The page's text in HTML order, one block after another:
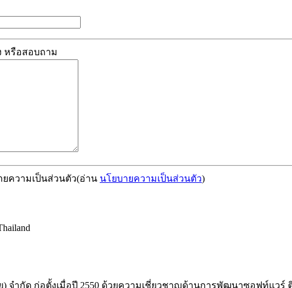
หรือสอบถาม
ความเป็นส่วนตัว(อ่าน นโยบายความเป็นส่วนตัว)
) จำกัด ก่อตั้งเมื่อปี 2550 ด้วยความเชี่ยวชาญด้านการพัฒนาซอฟท์แ